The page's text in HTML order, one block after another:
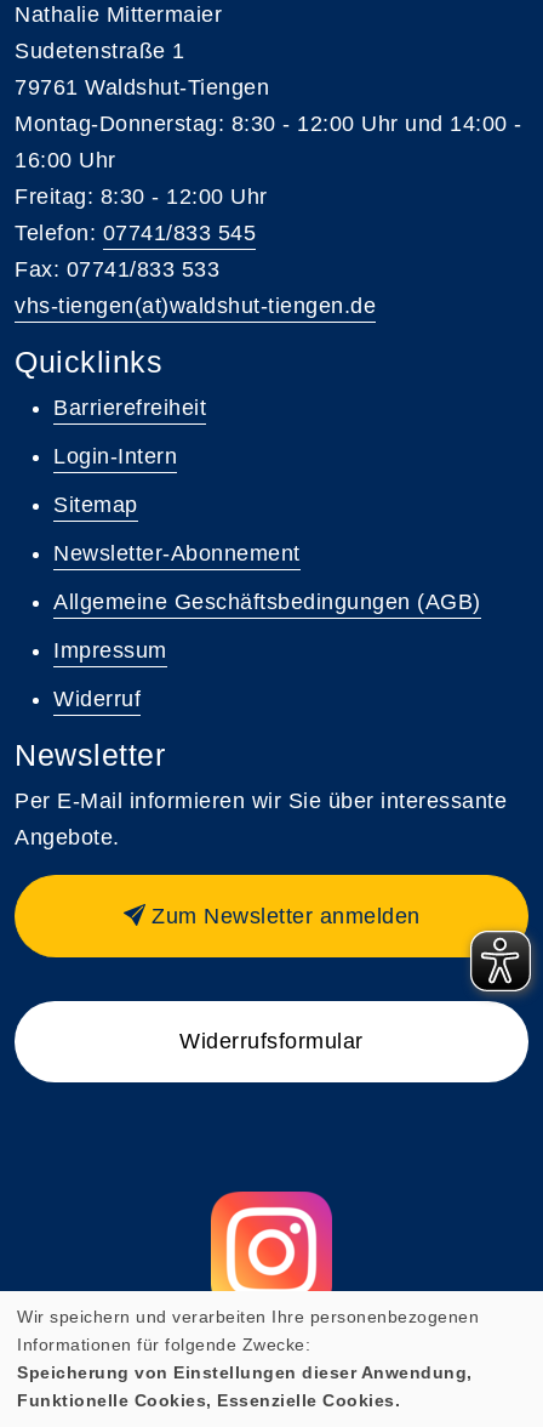
Nathalie Mittermaier
Sudetenstraße 1
79761 Waldshut-Tiengen
Montag-Donnerstag: 8:30 - 12:00 Uhr und 14:00 -
16:00 Uhr
Freitag: 8:30 - 12:00 Uhr
Telefon: 07741/833 545
Fax: 07741/833 533
vhs-tiengen(at)waldshut-tiengen.de
Quicklinks
Barrierefreiheit
Login-Intern
Sitemap
Newsletter-Abonnement
Allgemeine Geschäftsbedingungen (AGB)
Impressum
Widerruf
Newsletter
Per E-Mail informieren wir Sie über interessante
Angebote.
Zum Newsletter anmelden
Widerrufsformular
Cookie Einstellungen
Wir speichern und verarbeiten Ihre personenbezogenen
Informationen für folgende Zwecke:
Speicherung von Einstellungen dieser Anwendung,
Funktionelle Cookies, Essenzielle Cookies.